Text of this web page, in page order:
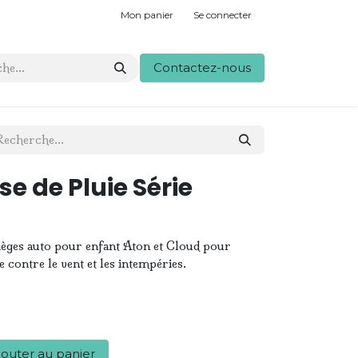
Mon panier Se connecter
Contactez-nous
de Pluie Série
auto pour enfant Aton et Cloud pour
le vent et les intempéries.
au panier